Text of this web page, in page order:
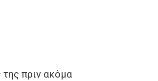
της πριν ακόμα